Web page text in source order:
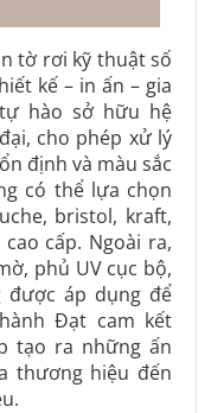
tờ rơi kỹ thuật số
kế – in ấn – gia
hào sở hữu hệ
cho phép xử lý
định và màu sắc
có thể lựa chọn
bristol, kraft,
cấp. Ngoài ra,
phủ UV cục bộ,
được áp dụng để
Đạt cam kết
tạo ra những ấn
thương hiệu đến